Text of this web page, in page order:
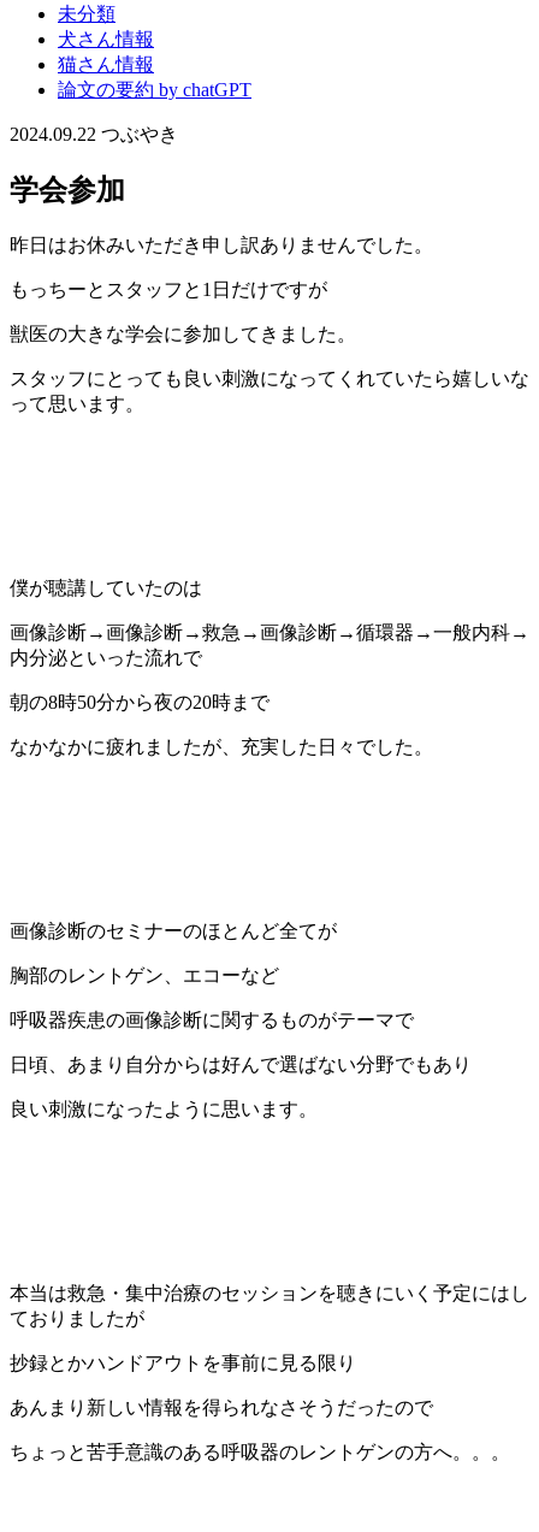
未分類
犬さん情報
猫さん情報
論文の要約 by chatGPT
2024.09.22 つぶやき
学会参加
昨日はお休みいただき申し訳ありませんでした。
もっちーとスタッフと1日だけですが
獣医の大きな学会に参加してきました。
スタッフにとっても良い刺激になってくれていたら嬉しいな
って思います。
僕が聴講していたのは
画像診断→画像診断→救急→画像診断→循環器→一般内科→
内分泌といった流れで
朝の8時50分から夜の20時まで
なかなかに疲れましたが、充実した日々でした。
画像診断のセミナーのほとんど全てが
胸部のレントゲン、エコーなど
呼吸器疾患の画像診断に関するものがテーマで
日頃、あまり自分からは好んで選ばない分野でもあり
良い刺激になったように思います。
本当は救急・集中治療のセッションを聴きにいく予定にはし
ておりましたが
抄録とかハンドアウトを事前に見る限り
あんまり新しい情報を得られなさそうだったので
ちょっと苦手意識のある呼吸器のレントゲンの方へ。。。